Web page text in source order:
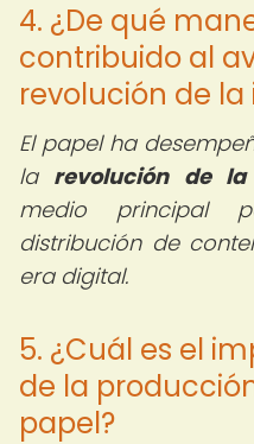
4. ¿De qué
contribuido al
revolución de
El papel ha
la revolución de la
medio principal
distribución de
era digital.
5. ¿Cuál es el
de la
papel?